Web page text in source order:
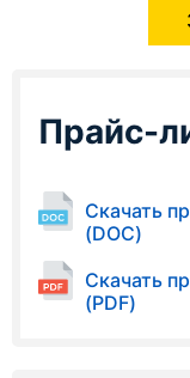
Прайс-
Скачать
(DOC)
Скачать
(PDF)